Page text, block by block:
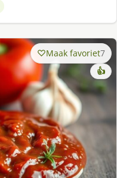
Maak favoriet7
👍